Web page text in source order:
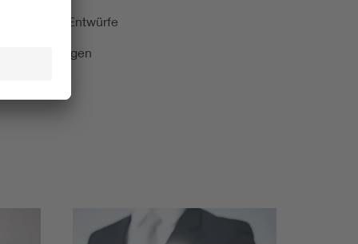
und Entwürfe